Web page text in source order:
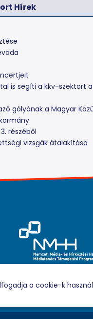
Hírek
is segíti a kkv-szektort
gólyának a Magyar
részéből
vizsgák átalakítása
Támogatási Program
a cookie-k